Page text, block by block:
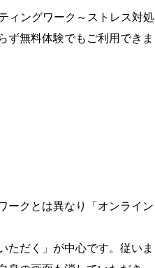
ィングワーク～ストレス対処
ず無料体験でもご利用できま
ークとは異なり「オンライン
ただく」が中心です。従いま